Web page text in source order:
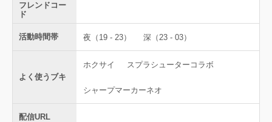
フレンドコー
ド
活動時間帯 夜（19 - 23） 深（23 - 03）
よく使うブキ
ホクサイ スプラシューターコラボ
シャープマーカーネオ
配信URL